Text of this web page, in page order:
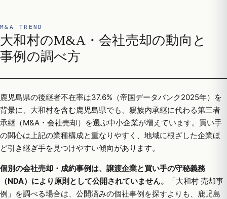
M&A TREND
大和村のM&A・会社売却の動向と
事例の調べ方
鹿児島県の後継者不在率は37.6%（帝国データバンク2025年）を
背景に、大和村を含む鹿児島県でも、親族内承継に代わる第三者
承継（M&A・会社売却）を選ぶ中小企業が増えています。買い手
の関心は上記の業種構成と重なりやすく、地域に根ざした企業ほ
ど引き継ぎ手を見つけやすい傾向があります。
個別の会社売却・成約事例は、譲渡企業と買い手の守秘義務
（NDA）により原則として公開されていません。
「大和村 売却事
例」を調べる場合は、公開済みの個社事例を探すよりも、鹿児島